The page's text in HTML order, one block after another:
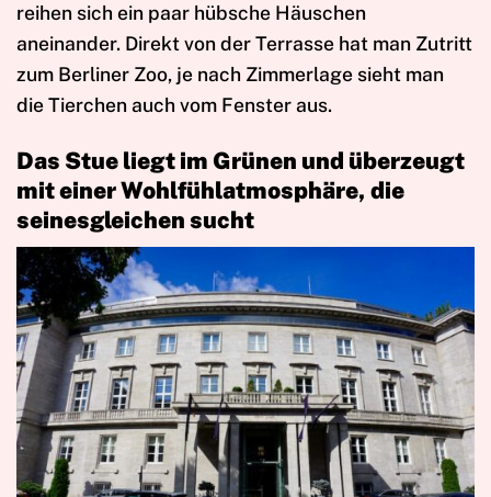
reihen sich ein paar hübsche Häuschen
aneinander. Direkt von der Terrasse hat man Zutritt
zum Berliner Zoo, je nach Zimmerlage sieht man
die Tierchen auch vom Fenster aus.
Das Stue liegt im Grünen und überzeugt
mit einer Wohlfühlatmosphäre, die
seinesgleichen sucht